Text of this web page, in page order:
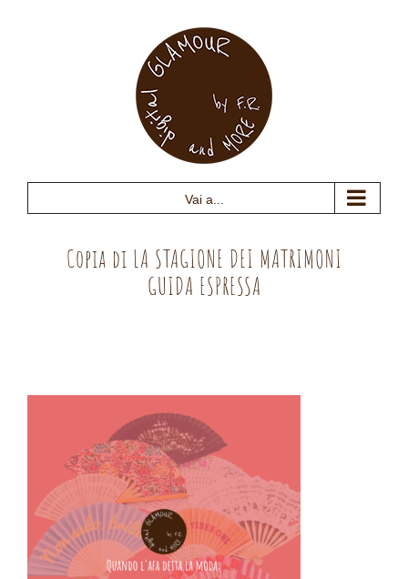
Vai a...
Copia di LA STAGIONE DEI MATRIMONI
GUIDA ESPRESSA